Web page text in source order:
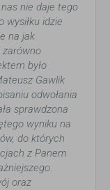
nie daje tego
wysiłku idzie
na jak
zarówno
było
Gawlik
odwołania
sprawdzona
wyniku na
do których
z Panem
oraz